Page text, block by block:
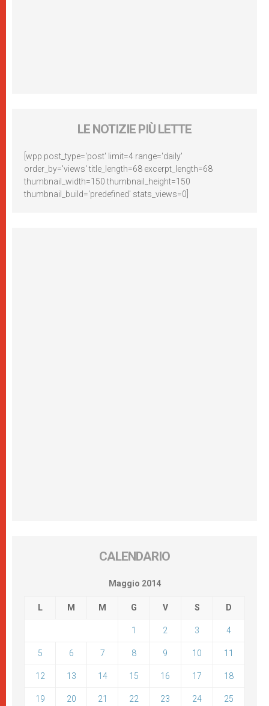
LE NOTIZIE PIÙ LETTE
[wpp post_type='post' limit=4 range='daily'
order_by='views' title_length=68 excerpt_length=68
thumbnail_width=150 thumbnail_height=150
thumbnail_build='predefined' stats_views=0]
CALENDARIO
Maggio 2014
L M M G V S D
1 2 3 4
5 6 7 8 9 10 11
12 13 14 15 16 17 18
19 20 21 22 23 24 25